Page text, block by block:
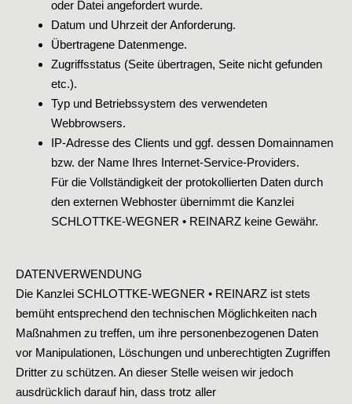
oder Datei angefordert wurde.
Datum und Uhrzeit der Anforderung.
Übertragene Datenmenge.
Zugriffsstatus (Seite übertragen, Seite nicht gefunden
etc.).
Typ und Betriebssystem des verwendeten
Webbrowsers.
IP-Adresse des Clients und ggf. dessen Domainnamen
bzw. der Name Ihres Internet-Service-Providers.
Für die Vollständigkeit der protokollierten Daten durch
den externen Webhoster übernimmt die Kanzlei
SCHLOTTKE-WEGNER • REINARZ keine Gewähr.
DATENVERWENDUNG
Die Kanzlei SCHLOTTKE-WEGNER • REINARZ ist stets
bemüht entsprechend den technischen Möglichkeiten nach
Maßnahmen zu treffen, um ihre personenbezogenen Daten
vor Manipulationen, Löschungen und unberechtigten Zugriffen
Dritter zu schützen. An dieser Stelle weisen wir jedoch
ausdrücklich darauf hin, dass trotz aller